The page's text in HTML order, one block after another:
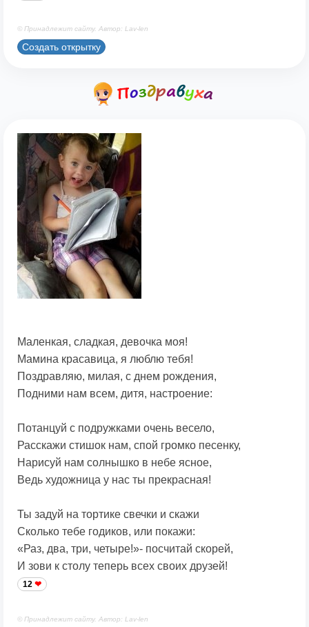
© Принадлежит сайту. Автор: Lav-len
Создать открытку
Маленкая, сладкая, девочка моя!
Мамина красавица, я люблю тебя!
Поздравляю, милая, с днем рождения,
Подними нам всем, дитя, настроение:
Потанцуй с подружками очень весело,
Расскажи стишок нам, спой громко песенку,
Нарисуй нам солнышко в небе ясное,
Ведь художница у нас ты прекрасная!
Ты задуй на тортике свечки и скажи
Сколько тебе годиков, или покажи:
«Раз, два, три, четыре!»- посчитай скорей,
И зови к столу теперь всех своих друзей!
12
© Принадлежит сайту. Автор: Lav-len